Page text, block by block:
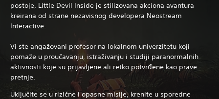
postoje, Little Devil Inside je stilizovana akciona avantura
kreirana od strane nezavisnog developera Neostream
Interactive.
Vi ste angažovani profesor na lokalnom univerzitetu koji
pomaže u proučavanju, istraživanju i studiji paranormalnih
aktivnosti koje su prijavljene ali retko potvrđene kao prave
pretnje.
Uključite se u rizične i opasne misije, krenite u sporedne